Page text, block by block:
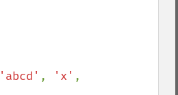
'abcd' , 'x'